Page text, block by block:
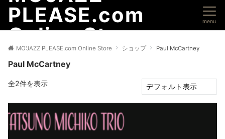
PLEASE.com
Online Store
menu
MO'JAZZ PLEASE.com Online Store ショップ Paul McCartney
Paul McCartney
全2件を表示